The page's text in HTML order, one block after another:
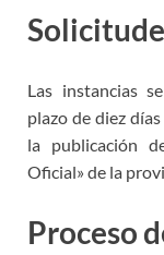
Las instancias
plazo de diez
la publicación
Oficial» de la
Proceso